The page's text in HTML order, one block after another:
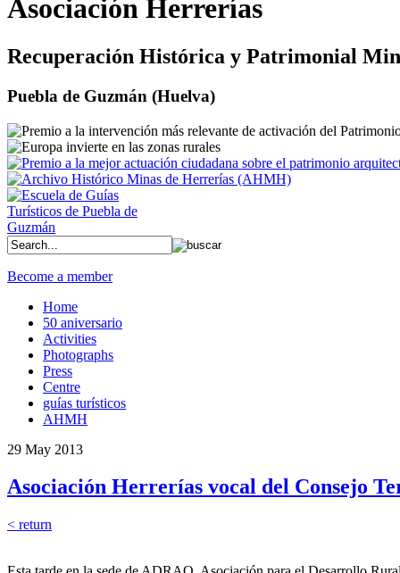
Asociación Herrerías
Recuperación Histórica y Patrimonial
Puebla de Guzmán (Huelva)
Become a member
Home
50 aniversario
Activities
Photographs
Press
Centre
guías turísticos
AHMH
29 May 2013
Asociación Herrerías vocal del Consejo
< return